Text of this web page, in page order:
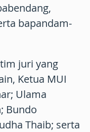
bapandam-
juri yang
Ketua MUI
Ulama
Bundo
Thaib; serta